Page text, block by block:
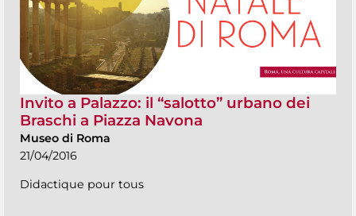
Invito a Palazzo: il “salotto” urbano dei
Braschi a Piazza Navona
Museo di Roma
21/04/2016
Didactique pour tous